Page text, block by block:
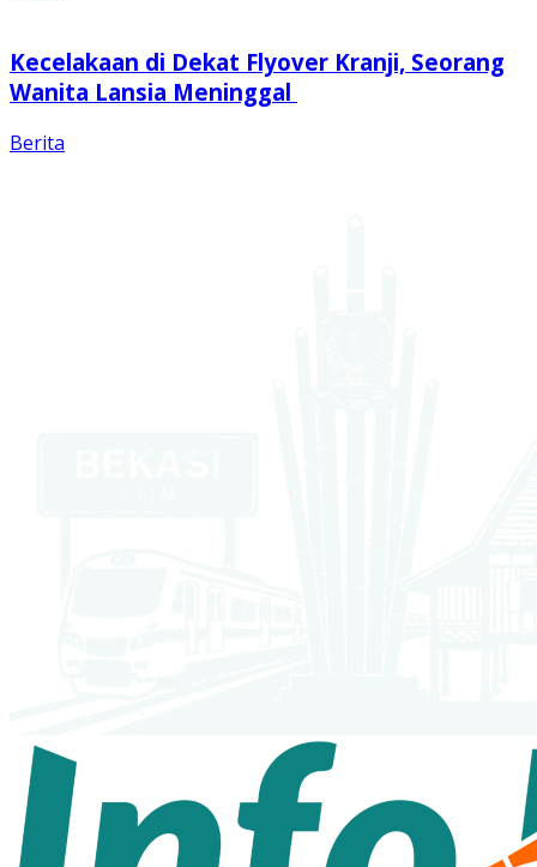
Kecelakaan di Dekat Flyover Kranji, Seorang
Wanita Lansia Meninggal
Berita